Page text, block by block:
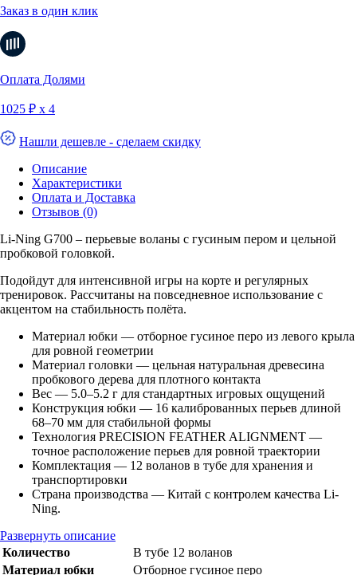
Заказ в один клик
Оплата Долями
1025 ₽ х 4
Нашли дешевле - сделаем скидку
Описание
Характеристики
Оплата и Доставка
Отзывов (0)
Li-Ning G700 – перьевые воланы с гусиным пером и цельной
пробковой головкой.
Подойдут для интенсивной игры на корте и регулярных
тренировок. Рассчитаны на повседневное использование с
акцентом на стабильность полёта.
Материал юбки — отборное гусиное перо из левого крыла
для ровной геометрии
Материал головки — цельная натуральная древесина
пробкового дерева для плотного контакта
Вес — 5.0–5.2 г для стандартных игровых ощущений
Конструкция юбки — 16 калиброванных перьев длиной
68–70 мм для стабильной формы
Технология PRECISION FEATHER ALIGNMENT —
точное расположение перьев для ровной траектории
Комплектация — 12 воланов в тубе для хранения и
транспортировки
Страна производства — Китай с контролем качества Li-
Ning.
Развернуть описание
Количество
В тубе 12 воланов
Материал юбки
Отборное гусиное перо